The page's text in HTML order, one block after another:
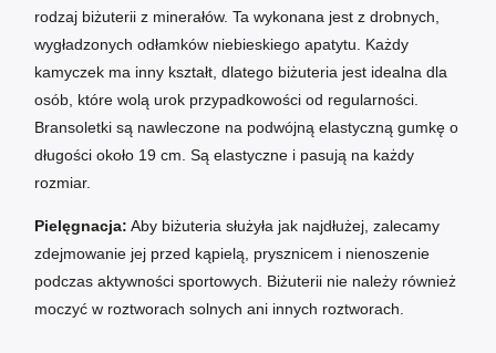
rodzaj biżuterii z minerałów. Ta wykonana jest z drobnych,
wygładzonych odłamków niebieskiego apatytu. Każdy
kamyczek ma inny kształt, dlatego biżuteria jest idealna dla
osób, które wolą urok przypadkowości od regularności.
Bransoletki są nawleczone na podwójną elastyczną gumkę o
długości około 19 cm. Są elastyczne i pasują na każdy
rozmiar.
Pielęgnacja: Aby biżuteria służyła jak najdłużej, zalecamy
zdejmowanie jej przed kąpielą, prysznicem i nienoszenie
podczas aktywności sportowych. Biżuterii nie należy również
moczyć w roztworach solnych ani innych roztworach.